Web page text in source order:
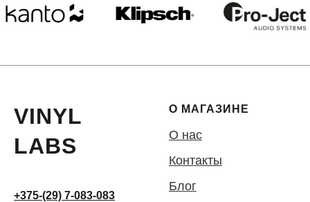
VINYL
LABS
+375-(29) 7-083-083
О МАГАЗИНЕ
О нас
Контакты
Блог